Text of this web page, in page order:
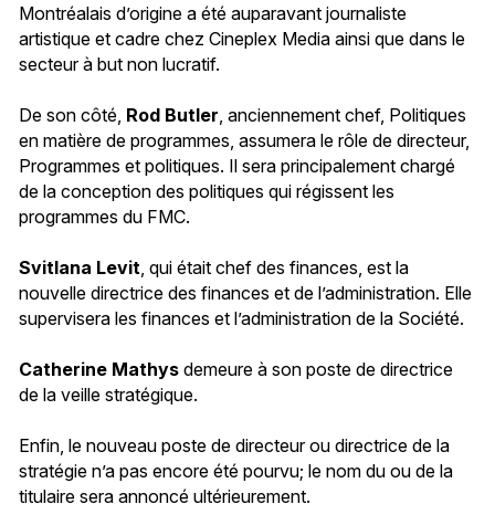
Montréalais d’origine a été auparavant journaliste
artistique et cadre chez Cineplex Media ainsi que dans le
secteur à but non lucratif.
De son côté, Rod Butler , anciennement chef, Politiques
en matière de programmes, assumera le rôle de directeur,
Programmes et politiques. Il sera principalement chargé
de la conception des politiques qui régissent les
programmes du FMC.
Svitlana Levit , qui était chef des finances, est la
nouvelle directrice des finances et de l’administration. Elle
supervisera les finances et l’administration de la Société.
Catherine Mathys demeure à son poste de directrice
de la veille stratégique.
Enfin, le nouveau poste de directeur ou directrice de la
stratégie n’a pas encore été pourvu; le nom du ou de la
titulaire sera annoncé ultérieurement.